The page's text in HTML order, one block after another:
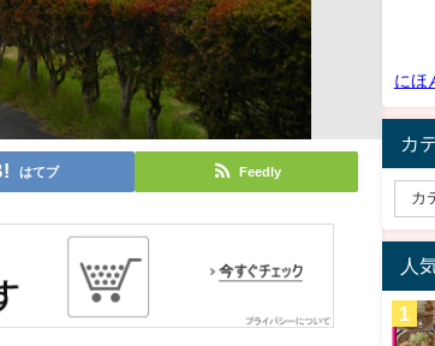
はてブ Feedly
にほ
カ
人